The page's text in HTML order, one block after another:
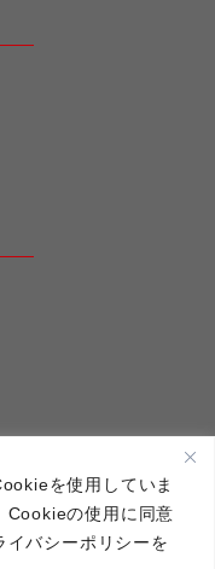
を使用していま
Cookieの使用に同意
イバシーポリシーを
ョンズ